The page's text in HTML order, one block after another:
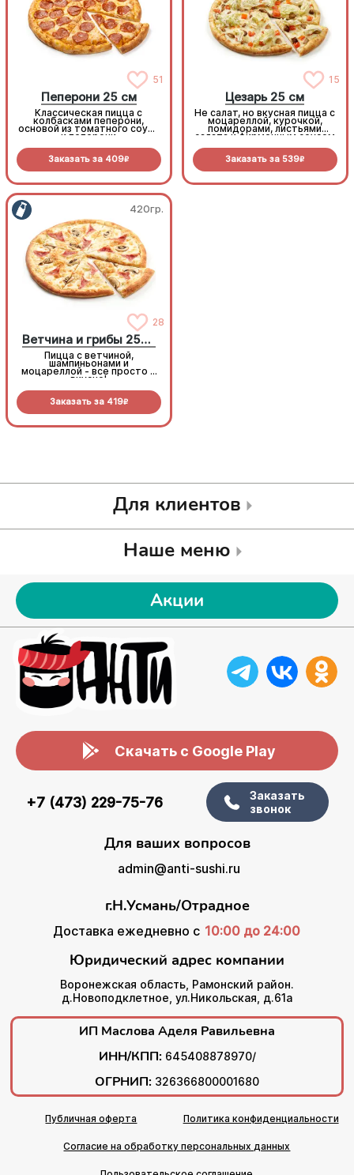
51
Пеперони 25 см
Классическая пицца с
колбасками пеперони,
основой из томатного соуса
и пеперони
Заказать за 409R
15
Цезарь 25 см
Не салат, но вкусная пицца с
моцареллой, курочкой,
помидорами, листьями
салата и фирменным соусом
Заказать за 539R
420гр.
28
Ветчина и грибы 25см
Пицца с ветчиной,
шампиньонами и
моцареллой - все просто и
вкусно!
Заказать за 419R
Для клиентов
Наше меню
Акции
Скачать с Google Play
+7 (473) 229-75-76
Заказать
звонок
Для ваших вопросов
admin@anti-sushi.ru
г.Н.Усмань/Отрадное
Доставка ежедневно с 10:00 до 24:00
Юридический адрес компании
Воронежская область, Рамонский район.
д.Новоподклетное, ул.Никольская, д.61а
ИП Маслова Аделя Равильевна
ИНН/КПП: 645408878970/
ОГРНИП: 326366800001680
Публичная оферта Политика конфиденциальности
Согласие на обработку персональных данных